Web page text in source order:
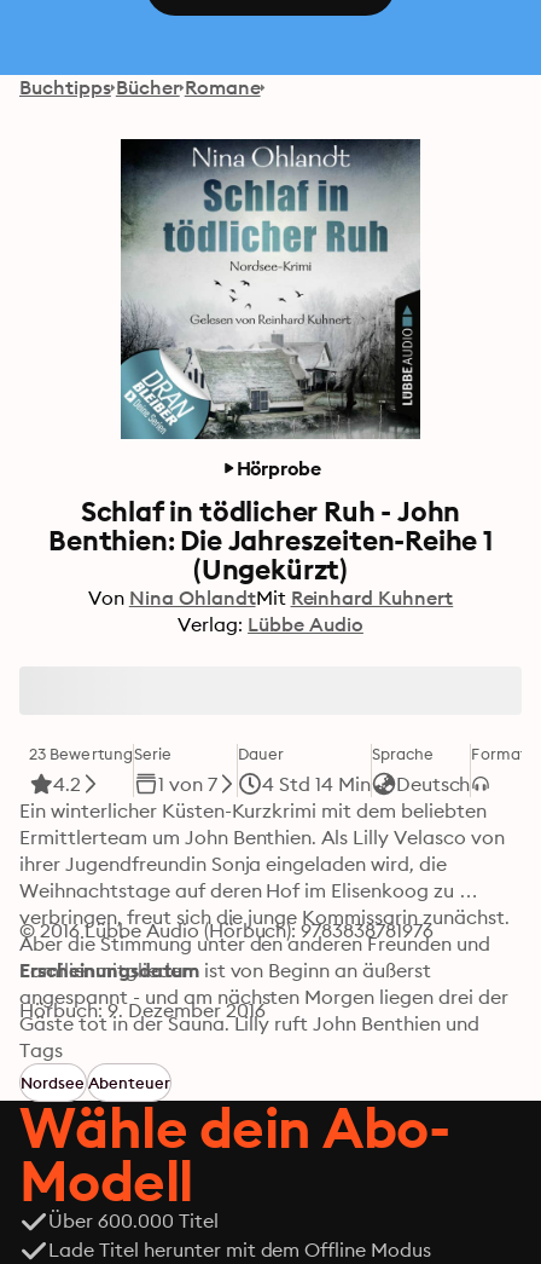
Buchtipps Bücher Romane
Hörprobe
Schlaf in tödlicher Ruh - John
Benthien: Die Jahreszeiten-Reihe 1
(Ungekürzt)
Von Nina OhlandtMit Reinhard Kuhnert
Verlag: Lübbe Audio
23 Bewertung
4.2
Serie
1 von 7
Dauer
4 Std 14 Min
Sprache
Deutsch
Format
Ein winterlicher Küsten-Kurzkrimi mit dem beliebten
Ermittlerteam um John Benthien. Als Lilly Velasco von
ihrer Jugendfreundin Sonja eingeladen wird, die
Weihnachtstage auf deren Hof im Elisenkoog zu
verbringen, freut sich die junge Kommissarin zunächst.
Aber die Stimmung unter den anderen Freunden und
Familienmitgliedern ist von Beginn an äußerst
angespannt - und am nächsten Morgen liegen drei der
Gäste tot in der Sauna. Lilly ruft John Benthien und
Tommy Fitzen zu Hilfe, um den Tod der drei Männer zu
untersuchen, und stößt direkt auf das nächste Opfer.
Nach und nach stellt sich heraus, dass jeder einzelne
der Anwesenden etwas zu verbergen hat - Hinweis für
die Hörer: Die Kurzromane um John Benthien und sein
Team sind zeitlich vor den Romanen angesiedelt.
© 2016 Lübbe Audio (Hörbuch): 9783838781976
Erscheinungsdatum
Hörbuch: 9. Dezember 2016
Tags
NordseeAbenteuer
Wähle dein Abo-
Modell
Über 600.000 Titel
Lade Titel herunter mit dem Offline Modus